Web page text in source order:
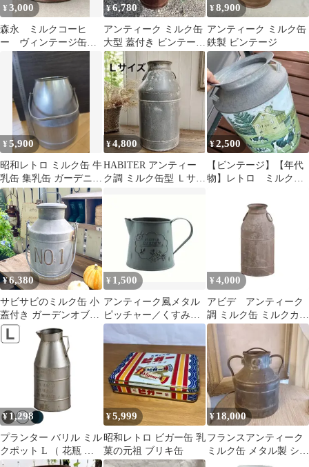
¥3,000
森永 ミルクコーヒ
ー ヴィンテージ缶
昭和レトロ
¥6,780
アンティーク ミルク缶
大型 蓋付き ビンテージ
ガーデニング オブジェ
傘立て
¥8,900
アンティーク ミルク缶
鉄製 ビンテージ
¥5,900
昭和レトロ ミルク缶 牛
乳缶 集乳缶 ガーデニン
グ インテリア
¥4,800
HABITER アンティー
ク調 ミルク缶型 Ｌサイ
¥2,500
【ビンテージ】【年代
物】レトロ ミルク缶
【送料込み】
¥6,380
サビサビのミルク缶 小
蓋付き ガーデンオブジ
ェ 古道具 ガーデニング
雑貨 ジャンクガーデン
ナチュラルガーデン
¥ 1,500
アンティーク風メタル
ピッチャー／くすみグ
リーン／ミルク缶／ガ
ーデン／新品
¥ 4,000
アビデ アンティーク
調 ミルク缶 ミルクカン
オブジェ
¥ 1,298
プランター バリル ミル
クポット L （ 花瓶 花
びん 植木鉢 プラントポ
¥5,999
昭和レトロ ビガー缶 乳
菓の元祖 ブリキ缶
¥ 18,000
フランスアンティーク
ミルク缶 メタル製 シャ
ビーシック